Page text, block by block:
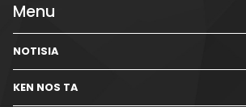
Menu
NOTISIA
KEN NOS TA